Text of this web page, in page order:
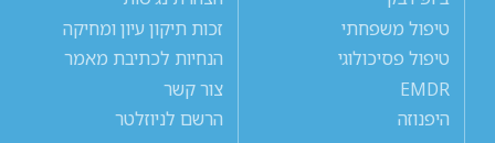
טיפול משפחתי
טיפול פסיכולוגי
EMDR
היפנוזה
זכות תיקון עיון ומחיקה
הנחיות לכתיבת מאמר
צור קשר
הרשם לניוזלטר